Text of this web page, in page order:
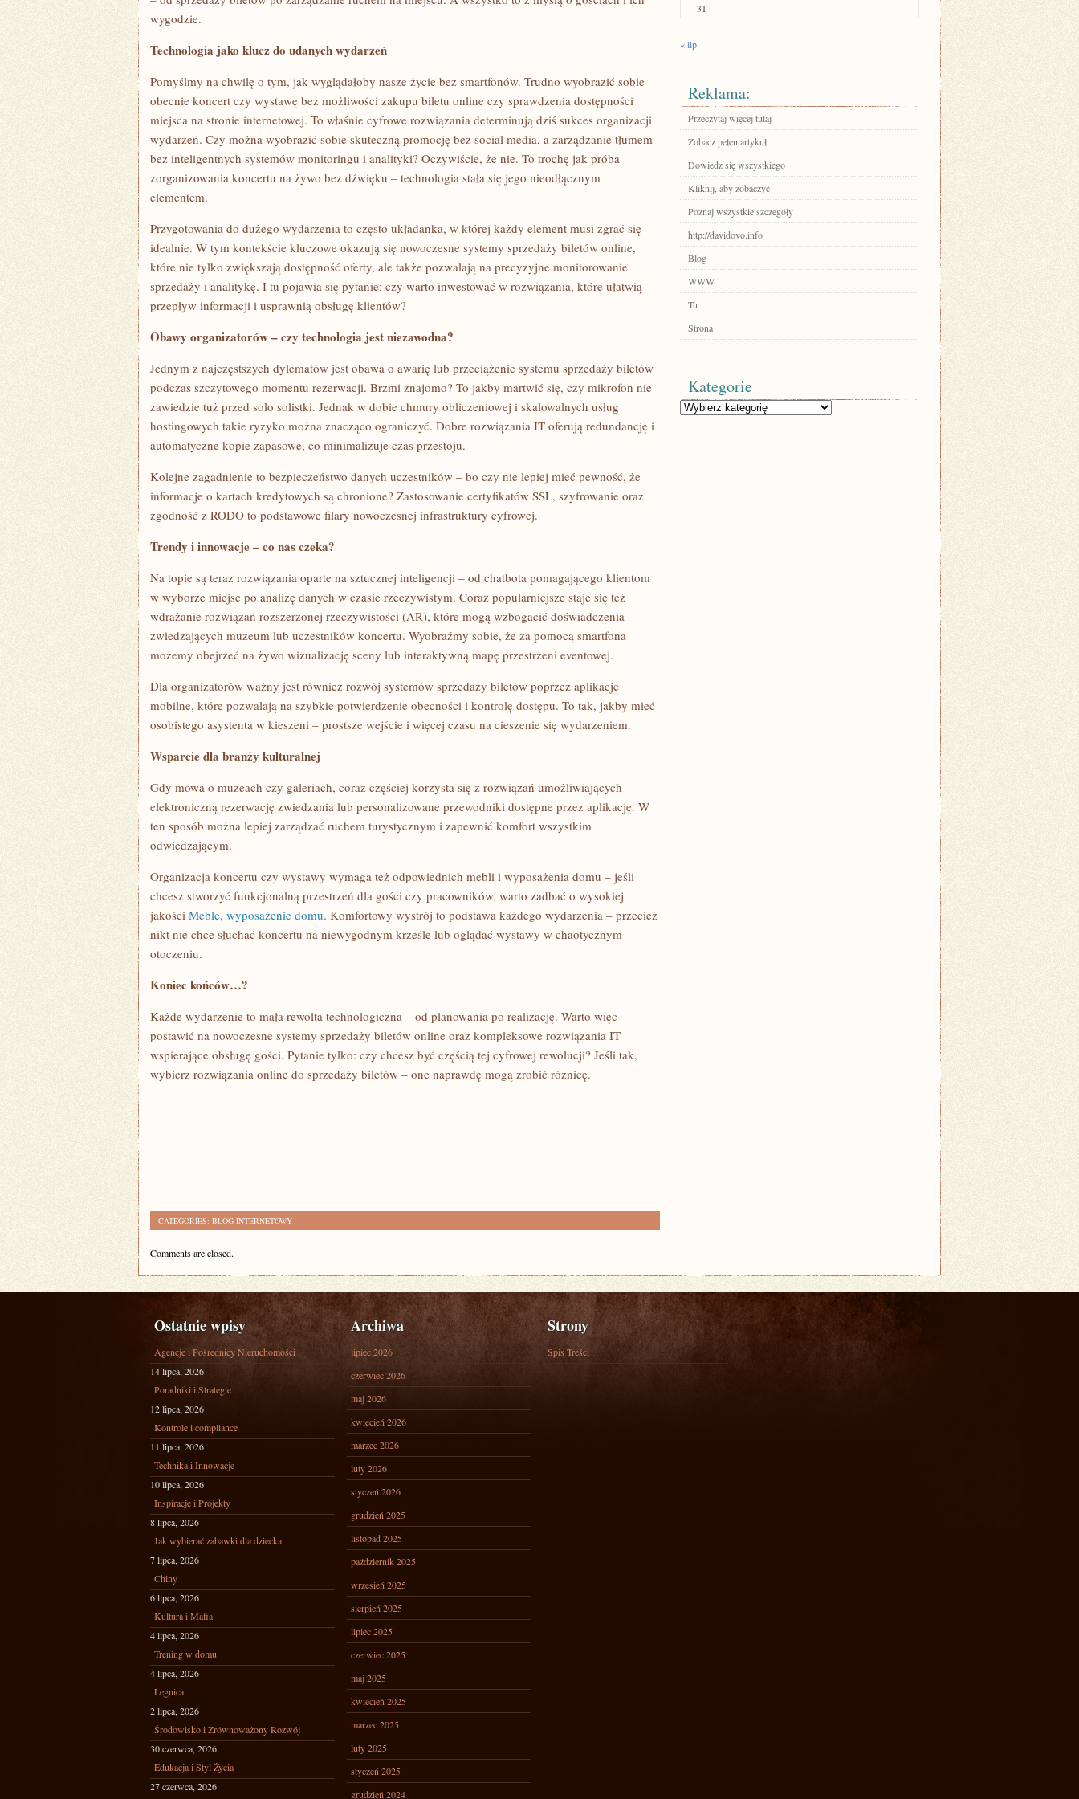
DOMU?
wygodzie.
Technologia jako klucz do udanych wydarzeń
Pomyślmy na chwilę o tym, jak wyglądałoby nasze życie bez smartfonów. Trudno wyobrazić sobie
obecnie koncert czy wystawę bez możliwości zakupu biletu online czy sprawdzenia dostępności
miejsca na stronie internetowej. To właśnie cyfrowe rozwiązania determinują dziś sukces organizacji
wydarzeń. Czy można wyobrazić sobie skuteczną promocję bez social media, a zarządzanie tłumem
bez inteligentnych systemów monitoringu i analityki? Oczywiście, że nie. To trochę jak próba
zorganizowania koncertu na żywo bez dźwięku – technologia stała się jego nieodłącznym
elementem.
Przygotowania do dużego wydarzenia to często układanka, w której każdy element musi zgrać się
idealnie. W tym kontekście kluczowe okazują się nowoczesne systemy sprzedaży biletów online,
które nie tylko zwiększają dostępność oferty, ale także pozwalają na precyzyjne monitorowanie
sprzedaży i analitykę. I tu pojawia się pytanie: czy warto inwestować w rozwiązania, które ułatwią
przepływ informacji i usprawnią obsługę klientów?
Obawy organizatorów – czy technologia jest niezawodna?
Jednym z najczęstszych dylematów jest obawa o awarię lub przeciążenie systemu sprzedaży biletów
podczas szczytowego momentu rezerwacji. Brzmi znajomo? To jakby martwić się, czy mikrofon nie
zawiedzie tuż przed solo solistki. Jednak w dobie chmury obliczeniowej i skalowalnych usług
hostingowych takie ryzyko można znacząco ograniczyć. Dobre rozwiązania IT oferują redundancję i
automatyczne kopie zapasowe, co minimalizuje czas przestoju.
Kolejne zagadnienie to bezpieczeństwo danych uczestników – bo czy nie lepiej mieć pewność, że
informacje o kartach kredytowych są chronione? Zastosowanie certyfikatów SSL, szyfrowanie oraz
zgodność z RODO to podstawowe filary nowoczesnej infrastruktury cyfrowej.
Trendy i innowacje – co nas czeka?
Na topie są teraz rozwiązania oparte na sztucznej inteligencji – od chatbota pomagającego klientom
w wyborze miejsc po analizę danych w czasie rzeczywistym. Coraz popularniejsze staje się też
wdrażanie rozwiązań rozszerzonej rzeczywistości (AR), które mogą wzbogacić doświadczenia
zwiedzających muzeum lub uczestników koncertu. Wyobraźmy sobie, że za pomocą smartfona
możemy obejrzeć na żywo wizualizację sceny lub interaktywną mapę przestrzeni eventowej.
Dla organizatorów ważny jest również rozwój systemów sprzedaży biletów poprzez aplikacje
mobilne, które pozwalają na szybkie potwierdzenie obecności i kontrolę dostępu. To tak, jakby mieć
osobistego asystenta w kieszeni – prostsze wejście i więcej czasu na cieszenie się wydarzeniem.
Wsparcie dla branży kulturalnej
Gdy mowa o muzeach czy galeriach, coraz częściej korzysta się z rozwiązań umożliwiających
elektroniczną rezerwację zwiedzania lub personalizowane przewodniki dostępne przez aplikację. W
ten sposób można lepiej zarządzać ruchem turystycznym i zapewnić komfort wszystkim
odwiedzającym.
Organizacja koncertu czy wystawy wymaga też odpowiednich mebli i wyposażenia domu – jeśli
chcesz stworzyć funkcjonalną przestrzeń dla gości czy pracowników, warto zadbać o wysokiej
jakości Meble, wyposażenie domu. Komfortowy wystrój to podstawa każdego wydarzenia – przecież
nikt nie chce słuchać koncertu na niewygodnym krześle lub oglądać wystawy w chaotycznym
otoczeniu.
Koniec końców…?
Każde wydarzenie to mała rewolta technologiczna – od planowania po realizację. Warto więc
postawić na nowoczesne systemy sprzedaży biletów online oraz kompleksowe rozwiązania IT
wspierające obsługę gości. Pytanie tylko: czy chcesz być częścią tej cyfrowej rewolucji? Jeśli tak,
wybierz rozwiązania online do sprzedaży biletów – one naprawdę mogą zrobić różnicę.
CATEGORIES: BLOG INTERNETOWY
Comments are closed.
31
« lip
Reklama:
Przeczytaj więcej tutaj
Zobacz pełen artykuł
Dowiedz się wszystkiego
Kliknij, aby zobaczyć
Poznaj wszystkie szczegóły
http://davidovo.info
Blog
WWW
Tu
Strona
Kategorie
Kategorie
Ostatnie wpisy
Agencje i Pośrednicy Nieruchomości
14 lipca, 2026
Poradniki i Strategie
12 lipca, 2026
Kontrole i compliance
11 lipca, 2026
Technika i Innowacje
10 lipca, 2026
Inspiracje i Projekty
8 lipca, 2026
Jak wybierać zabawki dla dziecka
7 lipca, 2026
Chiny
6 lipca, 2026
Kultura i Mafia
4 lipca, 2026
Trening w domu
4 lipca, 2026
Legnica
2 lipca, 2026
Środowisko i Zrównoważony Rozwój
30 czerwca, 2026
Edukacja i Styl Życia
27 czerwca, 2026
Archiwa
lipiec 2026
czerwiec 2026
maj 2026
kwiecień 2026
marzec 2026
luty 2026
styczeń 2026
grudzień 2025
listopad 2025
październik 2025
wrzesień 2025
sierpień 2025
lipiec 2025
czerwiec 2025
maj 2025
kwiecień 2025
marzec 2025
luty 2025
styczeń 2025
grudzień 2024
Strony
Spis Treści